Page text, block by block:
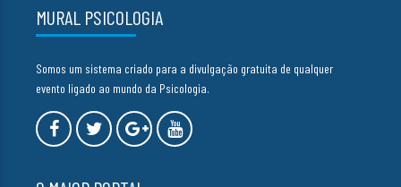
MURAL PSICOLOGIA
Somos um sistema criado para a divulgação gratuita de qualquer
evento ligado ao mundo da Psicologia.